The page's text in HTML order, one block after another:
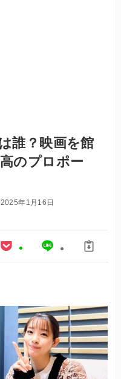
誰？映画を館
のプロポー
2025年1月16日